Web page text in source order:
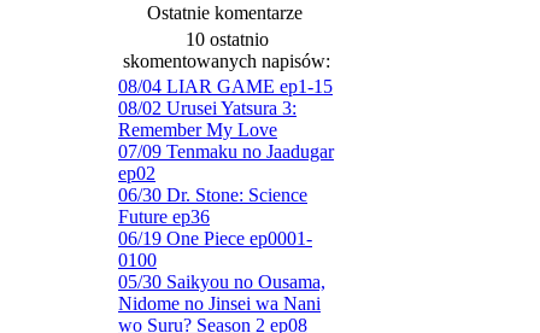
Ostatnie komentarze
10 ostatnio
skomentowanych napisów:
08/04 LIAR GAME ep1-15
08/02 Urusei Yatsura 3:
Remember My Love
07/09 Tenmaku no Jaadugar
ep02
06/30 Dr. Stone: Science
Future ep36
06/19 One Piece ep0001-
0100
05/30 Saikyou no Ousama,
Nidome no Jinsei wa Nani
wo Suru? Season 2 ep08